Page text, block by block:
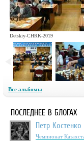
Detskiy-CHRK-2019
Все альбомы
ПОСЛЕДНЕЕ В БЛОГАХ
Петр Костенко
Чемпионат